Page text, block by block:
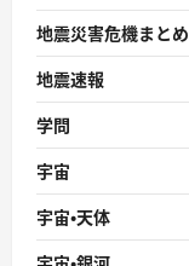
地震災害危機まとめ
地震速報
学問
宇宙
宇宙・天体